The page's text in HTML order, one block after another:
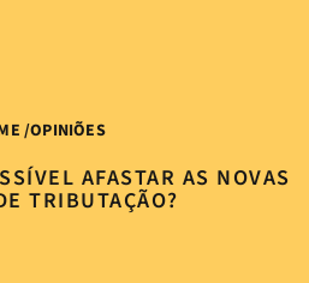
/OPINIÕES
AFASTAR AS NOVAS
TRIBUTAÇÃO?